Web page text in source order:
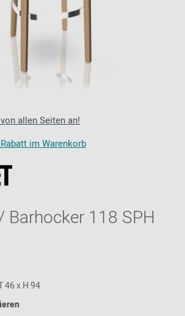
allen Seiten an!
im Warenkorb
Barhocker 118 SPH
46 x H 94